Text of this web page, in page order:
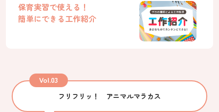
保育に関わる インターンシップ＆キャリア特集
インターンシップ＆キャリア特集
就活知識
保育実習で使える！
簡単にできる工作紹介
Vol.03
フリフリッ！ アニマルマラカス